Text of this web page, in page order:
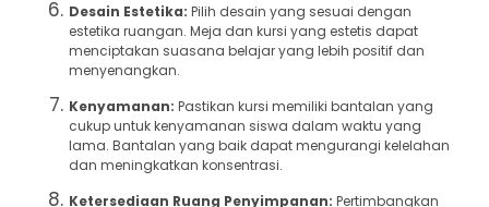
Desain Estetika: Pilih desain yang sesuai dengan
estetika ruangan. Meja dan kursi yang estetis dapat
menciptakan suasana belajar yang lebih positif dan
menyenangkan.
Kenyamanan: Pastikan kursi memiliki bantalan yang
cukup untuk kenyamanan siswa dalam waktu yang
lama. Bantalan yang baik dapat mengurangi kelelahan
dan meningkatkan konsentrasi.
Ketersediaan Ruang Penyimpanan: Pertimbangkan